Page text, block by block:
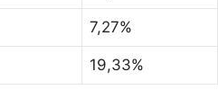
7,27%
19,33%